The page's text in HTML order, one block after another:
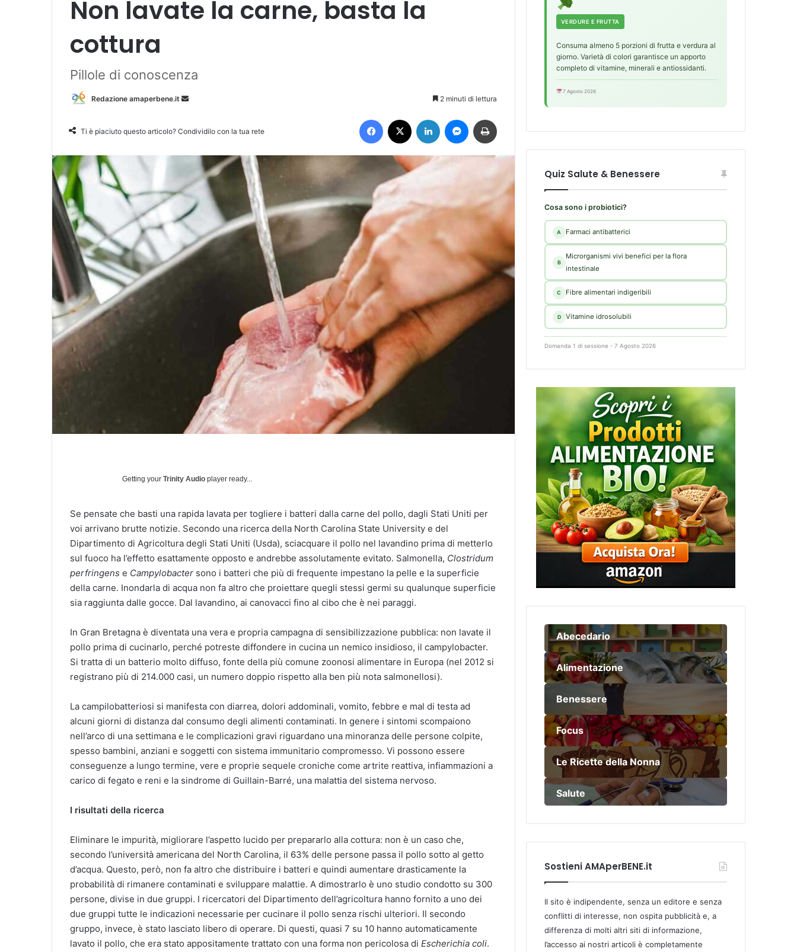
Non lavate la carne, basta la
cottura
Pillole di conoscenza
Redazione amaperbene.it
a
n
'
e
m
a
i
2 minuti di lettura
Ti è piaciuto questo articolo? Condividilo con la tua rete
Getting your Trinity Audio player ready...
Se pensate che basti una rapida lavata per togliere i batteri dalla carne del pollo, dagli Stati Uniti per
voi arrivano brutte notizie. Secondo una ricerca della North Carolina State University e del
Dipartimento di Agricoltura degli Stati Uniti (Usda), sciacquare il pollo nel lavandino prima di metterlo
sul fuoco ha l’effetto esattamente opposto e andrebbe assolutamente evitato. Salmonella, Clostridum
perfringens e Campylobacter sono i batteri che più di frequente impestano la pelle e la superficie
della carne. Inondarla di acqua non fa altro che proiettare quegli stessi germi su qualunque superficie
sia raggiunta dalle gocce. Dal lavandino, ai canovacci fino al cibo che è nei paraggi.
In Gran Bretagna è diventata una vera e propria campagna di sensibilizzazione pubblica: non lavate il
pollo prima di cucinarlo, perché potreste diffondere in cucina un nemico insidioso, il campylobacter.
Si tratta di un batterio molto diffuso, fonte della più comune zoonosi alimentare in Europa (nel 2012 si
registrano più di 214.000 casi, un numero doppio rispetto alla ben più nota salmonellosi).
La campilobatteriosi si manifesta con diarrea, dolori addominali, vomito, febbre e mal di testa ad
alcuni giorni di distanza dal consumo degli alimenti contaminati. In genere i sintomi scompaiono
nell’arco di una settimana e le complicazioni gravi riguardano una minoranza delle persone colpite,
spesso bambini, anziani e soggetti con sistema immunitario compromesso. Vi possono essere
conseguenze a lungo termine, vere e proprie sequele croniche come artrite reattiva, infiammazioni a
carico di fegato e reni e la sindrome di Guillain-Barré, una malattia del sistema nervoso.
I risultati della ricerca
Eliminare le impurità, migliorare l’aspetto lucido per prepararlo alla cottura: non è un caso che,
secondo l’università americana del North Carolina, il 63% delle persone passa il pollo sotto al getto
d’acqua. Questo, però, non fa altro che distribuire i batteri e quindi aumentare drasticamente la
probabilità di rimanere contaminati e sviluppare malattie. A dimostrarlo è uno studio condotto su 300
persone, divise in due gruppi. I ricercatori del Dipartimento dell’agricoltura hanno fornito a uno dei
due gruppi tutte le indicazioni necessarie per cucinare il pollo senza rischi ulteriori. Il secondo
gruppo, invece, è stato lasciato libero di operare. Di questi, quasi 7 su 10 hanno automaticamente
lavato il pollo, che era stato appositamente trattato con una forma non pericolosa di Escherichia coli.
VERDURE E FRUTTA
Consuma almeno 5 porzioni di frutta e verdura al
giorno. Varietà di colori garantisce un apporto
completo di vitamine, minerali e antiossidanti.
7 Agosto 2026
Quiz Salute & Benessere
Cosa sono i probiotici?
A Farmaci antibatterici
B
Microrganismi vivi benefici per la flora
intestinale
C Fibre alimentari indigeribili
D Vitamine idrosolubili
Domanda 1 di sessione - 7 Agosto 2026
Abecedario
Alimentazione
Benessere
Focus
Le Ricette della Nonna
Salute
Sostieni AMAperBENE.it
Il sito è indipendente, senza un editore e senza
conflitti di interesse, non ospita pubblicità e, a
differenza di molti altri siti di informazione,
l’accesso ai nostri articoli è completamente